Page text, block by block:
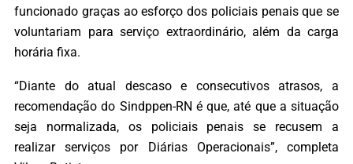
funcionado graças ao esforço dos policiais penais que se
voluntariam para serviço extraordinário, além da carga
horária fixa.
“Diante do atual descaso e consecutivos atrasos, a
recomendação do Sindppen-RN é que, até que a situação
seja normalizada, os policiais penais se recusem a
realizar serviços por Diárias Operacionais”, completa